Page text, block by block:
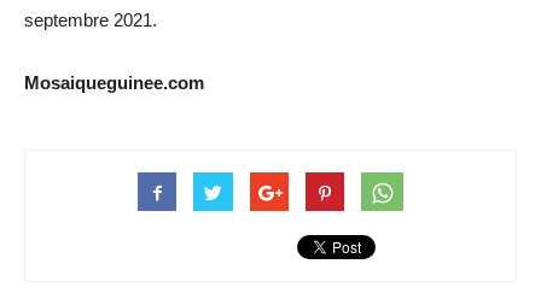
septembre 2021.
Mosaiqueguinee.com